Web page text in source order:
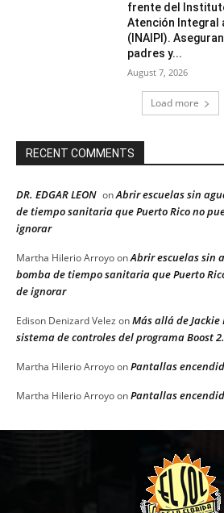
frente del
Atención Integral
(INAIPI).
padres y...
August 7, 2026
Load more
RECENT COMMENTS
DR. EDGAR LEON onAbrir escuelas sin
de tiempo sanitaria que Puerto Rico no
ignorar
Martha Hilerio ArroyoonAbrir escuelas sin
bomba de tiempo sanitaria que Puerto
de ignorar
Edison Denizard Velez onMás allá de Jackie
sistema de controles del programa Boost
Martha Hilerio ArroyoonPantallas
Martha Hilerio ArroyoonPantallas